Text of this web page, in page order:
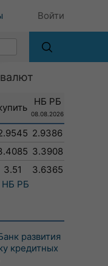
Войти
НБ РБ
08.08.2026
2.9386
3.3908
3.51
3.6365
НБ РБ
развития
кредитных